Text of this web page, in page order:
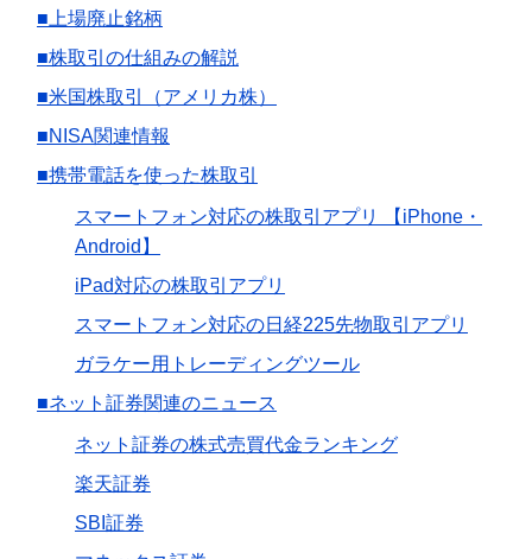
■上場廃止銘柄
■株取引の仕組みの解説
■米国株取引（アメリカ株）
■NISA関連情報
■携帯電話を使った株取引
スマートフォン対応の株取引アプリ 【iPhone・
Android】
iPad対応の株取引アプリ
スマートフォン対応の日経225先物取引アプリ
ガラケー用トレーディングツール
■ネット証券関連のニュース
ネット証券の株式売買代金ランキング
楽天証券
SBI証券